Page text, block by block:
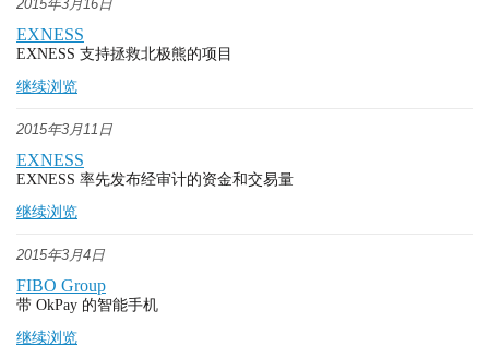
2015年3月16日
EXNESS
EXNESS 支持拯救北极熊的项目
继续浏览
2015年3月11日
EXNESS
EXNESS 率先发布经审计的资金和交易量
继续浏览
2015年3月4日
FIBO Group
带 OkPay 的智能手机
继续浏览